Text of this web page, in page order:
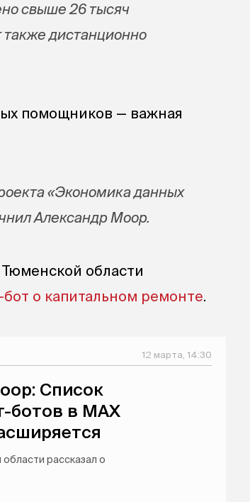
свыше 26 тысяч
также дистанционно
помощников — важная
«Экономика данных
Александр Моор.
Тюменской области
бот о капитальном ремонте.
12 марта, 14:30
Список
ботов в MAX
рассказал о